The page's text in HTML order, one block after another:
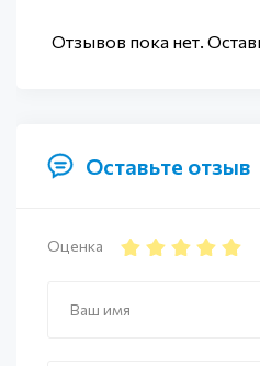
Отзывов пока нет.
Оставьте отзыв
Оценка